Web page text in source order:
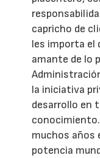
capricho de
les importa el
amante de lo
la iniciativa
desarrollo en
muchos años
potencia